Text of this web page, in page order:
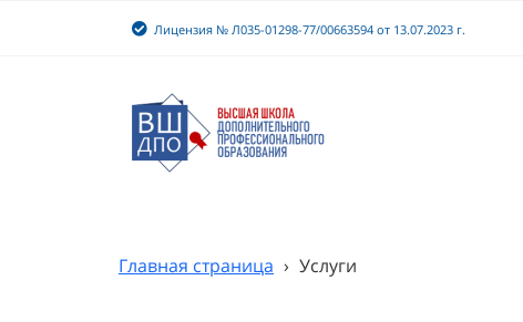
Лицензия № Л035-01298-77/00663594 от 13.07.2023 г.
Главная страница › Услуги